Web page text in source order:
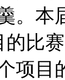
。本
的比
项目